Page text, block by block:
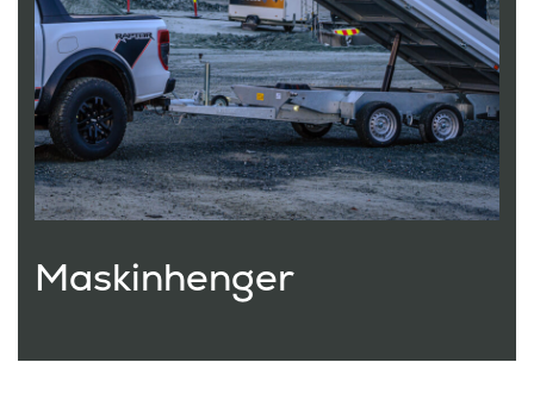
Maskinhenger